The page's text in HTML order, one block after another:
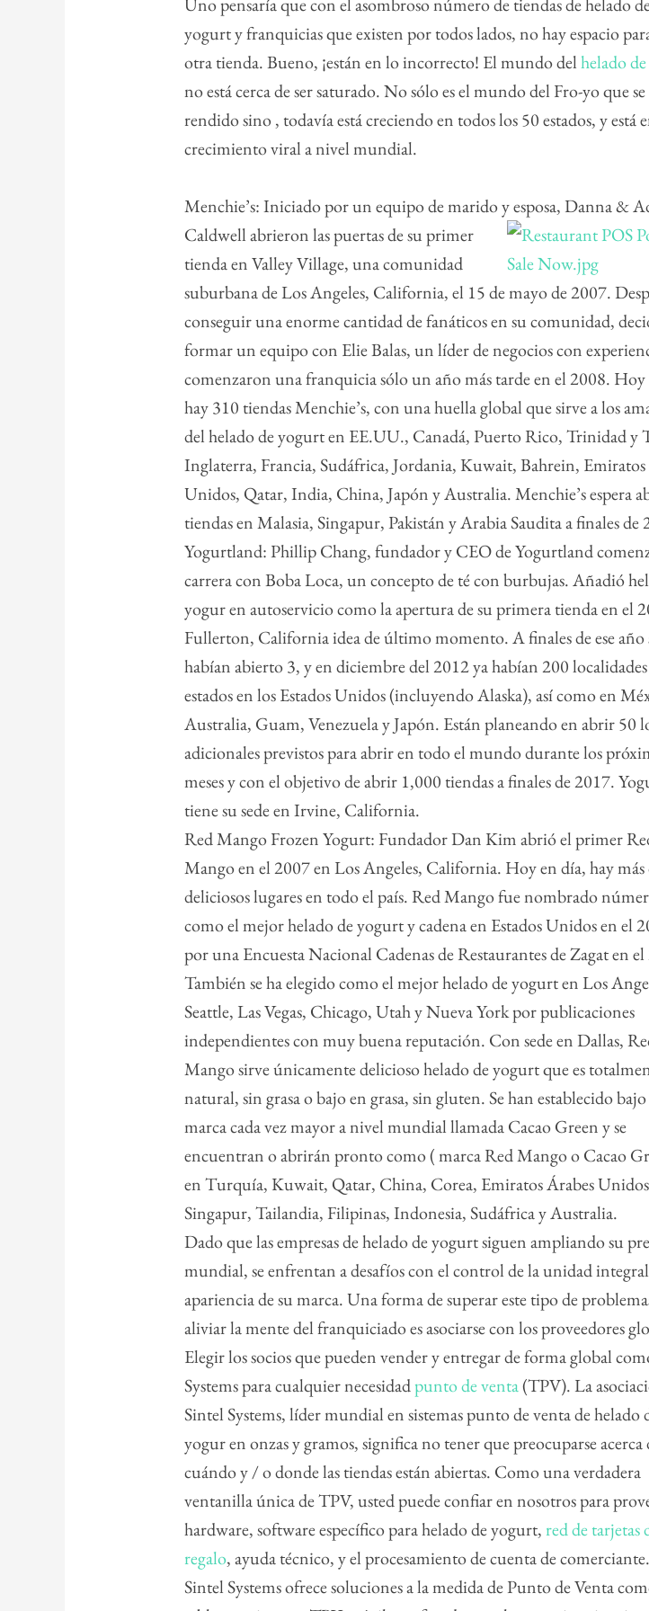
Uno pensaría que con el asombroso número de tiendas de helado
yogurt y franquicias que existen por todos lados, no hay espacio
otra tienda. Bueno, ¡están en lo incorrecto! El mundo delhelado
no está cerca de ser saturado. No sólo es el mundo del Fro-yo que se
rendido sino , todavía está creciendo en todos los 50 estados, y está
crecimiento viral a nivel mundial.
Menchie’s: Iniciado por un equipo de marido y esposa, Danna &
Caldwell abrieronlas puertas de su primer
tienda en Valley Village, una comunidad
suburbana de Los Angeles, California, el 15 de mayo de 2007.
conseguir una enorme cantidad de fanáticos en su comunidad,
formar un equipo con Elie Balas, un líder de negocios con
comenzaron una franquicia sólo un año más tarde en el 2008. Hoy
hay 310 tiendas Menchie’s, con una huella global que sirve a los
del helado de yogurt en EE.UU., Canadá, Puerto Rico, Trinidad y
Inglaterra, Francia, Sudáfrica, Jordania, Kuwait, Bahrein, Emiratos
Unidos, Qatar, India, China, Japón y Australia. Menchie’s espera
tiendas en Malasia, Singapur, Pakistán y Arabia Saudita a finales de
Yogurtland: Phillip Chang, fundador y CEO de Yogurtland
carrera con Boba Loca, un concepto de té con burbujas. Añadió
yogur en autoservicio como la apertura de su primera tienda en el
Fullerton, California idea de último momento. A finales de ese año
habían abierto 3, y en diciembre del 2012 ya habían 200
estados en los Estados Unidos (incluyendo Alaska), así como en
Australia, Guam, Venezuela y Japón. Están planeando en abrir 50
adicionales previstos para abrir en todo el mundo durante los
meses y con el objetivo de abrir 1,000 tiendas a finales de 2017.
tiene su sede en Irvine, California.
Red Mango Frozen Yogurt: Fundador Dan Kim abrió el primer
Mango en el 2007 en Los Angeles, California. Hoy en día, hay más
deliciosos lugares en todo el país. Red Mango fue nombrado
como el mejor helado de yogurt y cadena en Estados Unidos en el
por una Encuesta Nacional Cadenas de Restaurantes de Zagat en
También se ha elegido como el mejor helado de yogurt en Los
Seattle, Las Vegas, Chicago, Utah y Nueva York por publicaciones
independientes con muy buena reputación. Con sede en Dallas,
Mango sirve únicamente delicioso helado de yogurt que es
natural, sin grasa o bajo en grasa, sin gluten. Se han establecido
marca cada vez mayor a nivel mundial llamada Cacao Green y se
encuentran o abrirán pronto como ( marca Red Mango o Cacao
en Turquía, Kuwait, Qatar, China, Corea, Emiratos Árabes
Singapur, Tailandia, Filipinas, Indonesia, Sudáfrica y Australia.
Dado que las empresas de helado de yogurt siguen ampliando su
mundial, se enfrentan a desafíos con el control de la unidad
apariencia de su marca. Una forma de superar este tipo de
aliviar la mente del franquiciado es asociarse con los proveedores
Elegir los socios que pueden vender y entregar de forma global
Systems para cualquier necesidadpunto de venta(TPV). La
Sintel Systems, líder mundial en sistemas punto de venta de helado
yogur en onzas y gramos, significa no tener que preocuparse acerca
cuándo y / o donde las tiendas están abiertas. Como una verdadera
ventanilla única de TPV, usted puede confiar en nosotros para
hardware, software específico para helado de yogurt,red de tarjetas
regalo, ayuda técnico, y el procesamiento de cuenta de comerciante.
Sintel Systems ofrece soluciones a la medida de Punto de Venta